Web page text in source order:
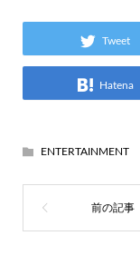
Tweet
Hatena
ENTERTAINMENT